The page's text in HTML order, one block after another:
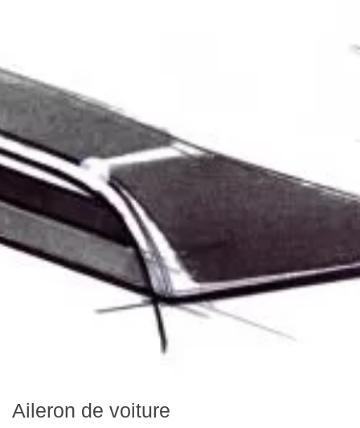
Aileron de voiture